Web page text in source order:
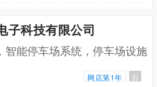
子科技有限公司
智能停车场系统，停车场设施
网店第1年 百